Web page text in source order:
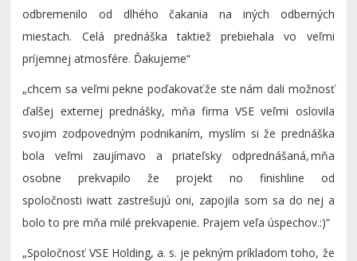
odbremenilo od dlhého čakania na iných odberných
miestach. Celá prednáška taktiež prebiehala vo veľmi
príjemnej atmosfére. Ďakujeme“
„chcem sa veľmi pekne poďakovať že ste nám dali možnosť
ďalšej externej prednášky, mňa firma VSE veľmi oslovila
svojim zodpovedným podnikaním, myslím si že prednáška
bola veľmi zaujímavo a priateľsky odprednášaná, mňa
osobne prekvapilo že projekt no finishline od
spoločnostiiwatt zastrešujú oni, zapojila som sa do nej a
bolo to pre mňa milé prekvapenie. Prajem veľa úspechov.:)“
„Spoločnosť VSE Holding, a. s. je pekným príkladom toho, že